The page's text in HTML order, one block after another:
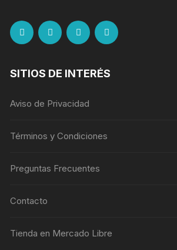
SITIOS DE INTERÉS
Aviso de Privacidad
Términos y Condiciones
Preguntas Frecuentes
Contacto
Tienda en Mercado Libre